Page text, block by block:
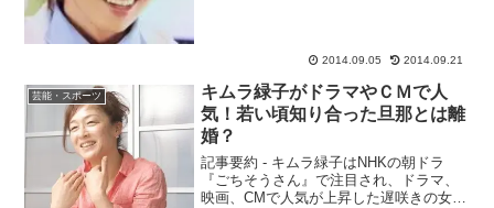
じ、妻亡き後の... 2014.09.05 2014.09.21
芸能・スポーツ
キムラ緑子がドラマやＣＭで人
気！若い頃知り合った旦那とは離
婚？
記事要約 - キムラ緑子はNHKの朝ドラ
『ごちそうさん』で注目され、ドラマ、
映画、CMで人気が上昇した遅咲きの女優